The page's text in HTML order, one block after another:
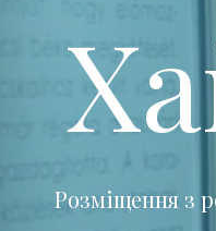
Розміщення з